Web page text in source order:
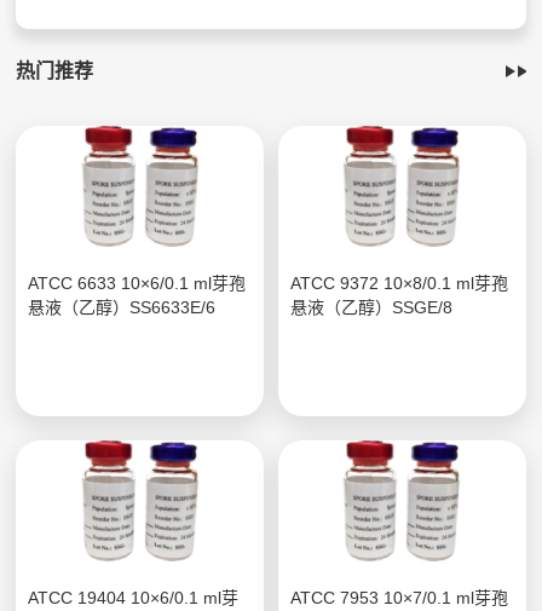
热门推荐
ATCC 6633 10×6/0.1 ml芽孢
悬液（乙醇）SS6633E/6
ATCC 9372 10×8/0.1 ml芽孢
悬液（乙醇）SSGE/8
ATCC 19404 10×6/0.1 ml芽
ATCC 7953 10×7/0.1 ml芽孢